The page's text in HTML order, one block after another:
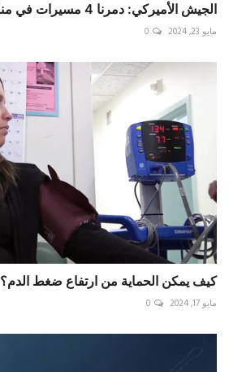
الجيش الأميركي: دمرنا 4 مسيرات في مناطق الحوثيين باليمن
مايو 23, 2024 0
كيف يمكن الحماية من ارتفاع ضغط الدم؟
مايو 17, 2024 0